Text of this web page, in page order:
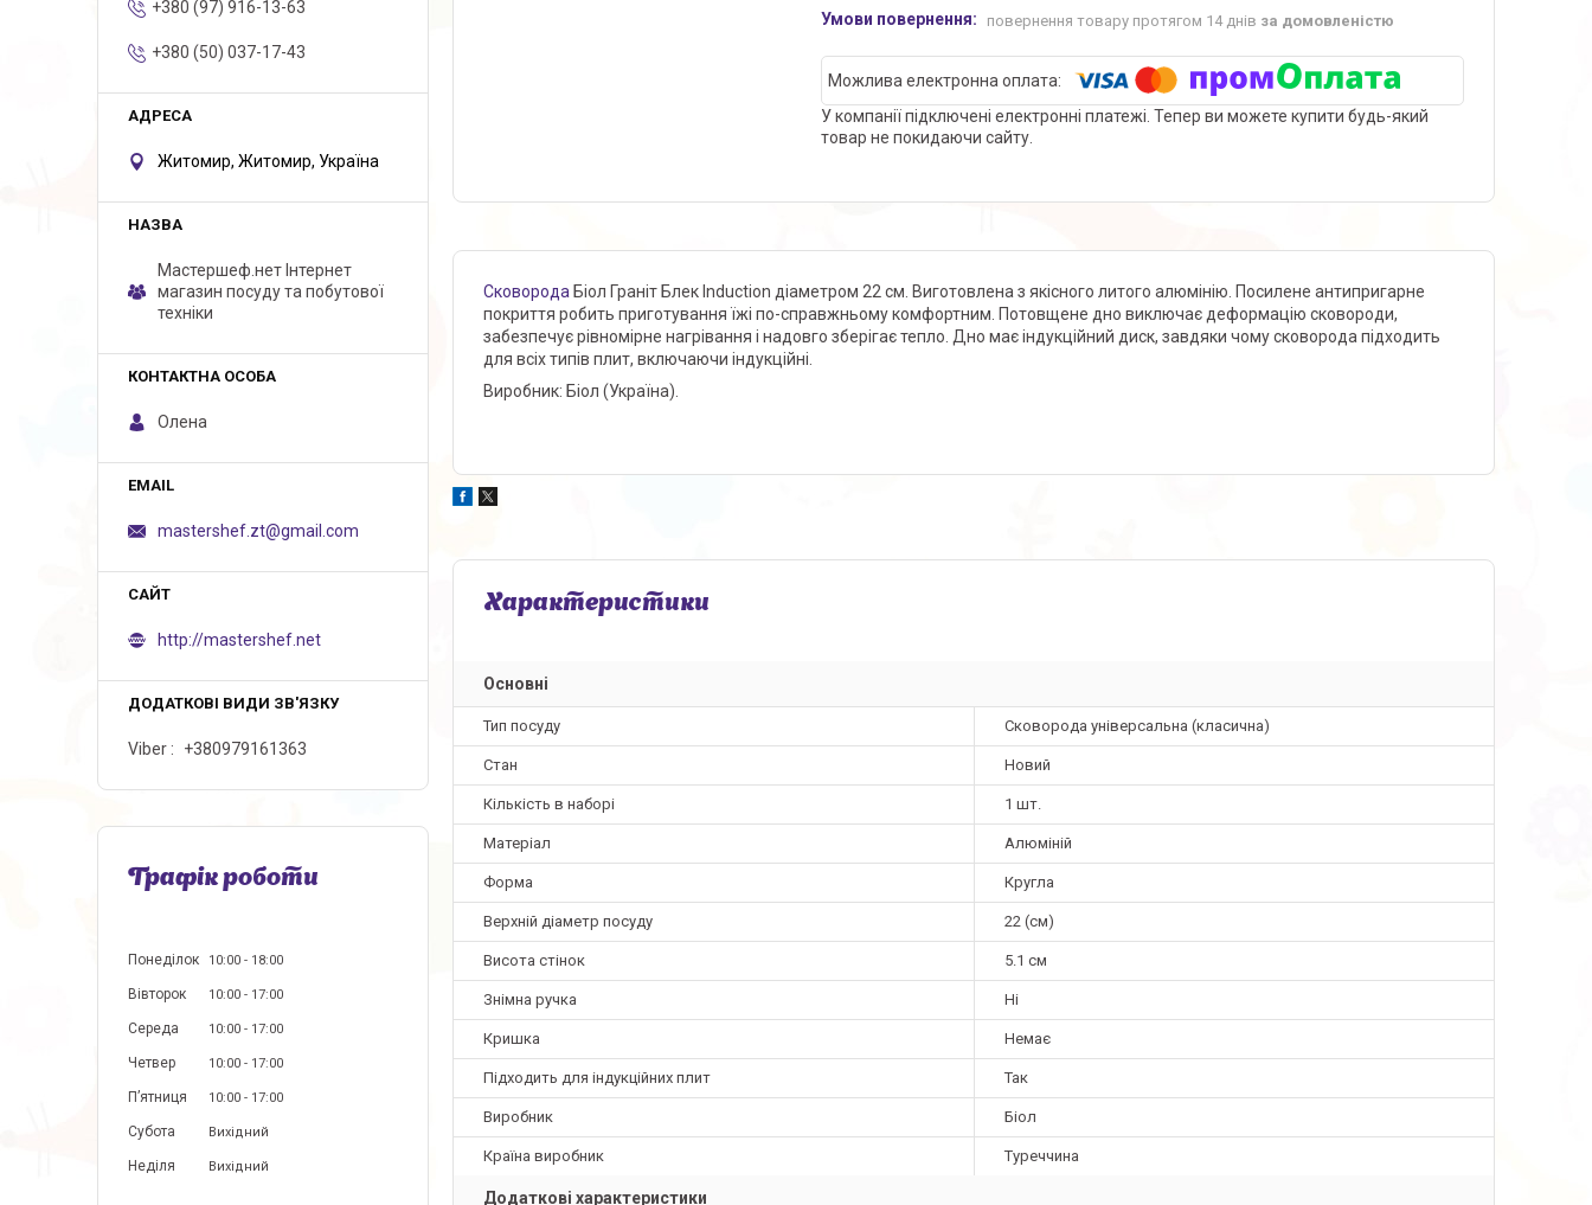
повернення товару протягом 14 днів за домовленістю
У компанії підключені електронні платежі. Тепер ви можете купити будь-який
товар не покидаючи сайту.
Сковорода Біол Граніт Блек Induction діаметром 22 см. Виготовлена ​​з якісного литого алюмінію. Посилене антипригарне
покриття робить приготування їжі по-справжньому комфортним. Потовщене дно виключає деформацію сковороди,
забезпечує рівномірне нагрівання і надовго зберігає тепло. Дно має індукційний диск, завдяки чому сковорода підходить
для всіх типів плит, включаючи індукційні.
Виробник: Біол (Україна).
Характеристики
Основні
Тип посуду Сковорода універсальна (класична)
Стан Новий
Кількість в наборі 1 шт.
Матеріал Алюміній
Форма Кругла
Верхній діаметр посуду 22 (см)
Висота стінок 5.1 см
Знімна ручка Ні
Кришка Немає
Підходить для індукційних плит Так
Виробник Біол
Країна виробник Туреччина
Додаткові характеристики
+380 (97) 916-13-63
+380 (50) 037-17-43
Житомир, Житомир, Україна
Мастершеф.нет Iнтернет
магазин посуду та побутової
техніки
Олена
mastershef.zt@gmail.com
http://mastershef.net
Viber +380979161363
Графік роботи
Понеділок 10:00 18:00
Вівторок 10:00 17:00
Середа 10:00 17:00
Четвер 10:00 17:00
Пʼятниця 10:00 17:00
Субота Вихідний
Неділя Вихідний